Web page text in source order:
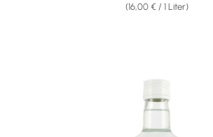
(16,00 € / 1 Liter)